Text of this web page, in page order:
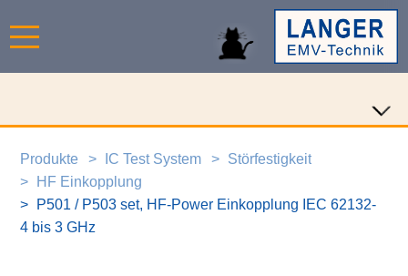
Produkte IC Test System
Störfestigkeit
HF Einkopplung
P501 / P503 set, HF-Power Einkopplung IEC 62132-
4 bis 3 GHz